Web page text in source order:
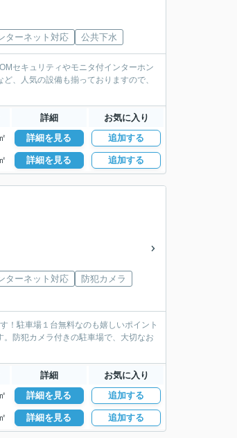
ターネット対応 公共下水
セキュリティやモニタ付インターホン
、人気の設備も揃っておりますので、
詳細 お気に入り
詳細を見る 追加する
詳細を見る 追加する
ターネット対応
防犯カメラ
！駐車場１台無料なのも嬉しいポイント
防犯カメラ付きの駐車場で、大切なお
詳細 お気に入り
詳細を見る 追加する
詳細を見る 追加する